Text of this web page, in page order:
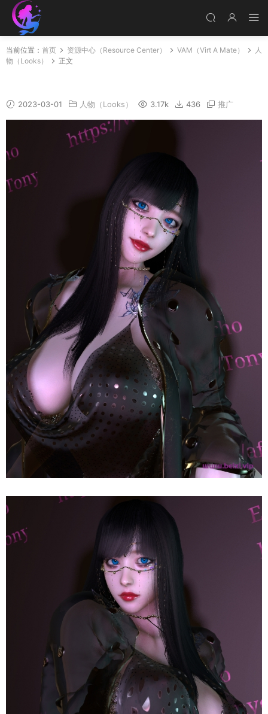
当前位置： 首页 资源中心（Resource Center） VAM（Virt A Mate）
人
物（Looks）
正文
2023-03-01 人物（Looks） 3.17k 436 推广